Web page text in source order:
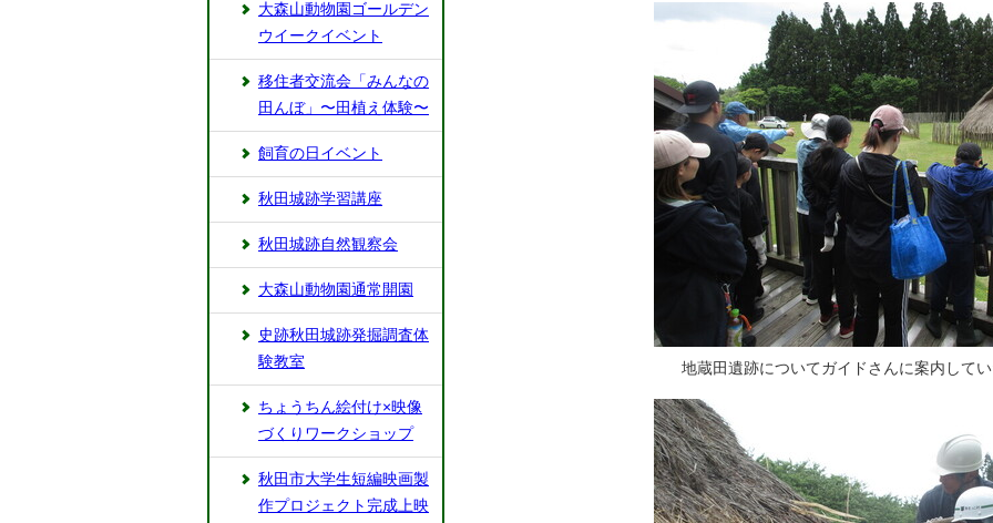
地蔵田遺跡についてガイドさんに案内して
大森山動物園ゴールデン
ウイークイベント
移住者交流会「みんなの
田んぼ」〜田植え体験〜
飼育の日イベント
秋田城跡学習講座
秋田城跡自然観察会
大森山動物園通常開園
史跡秋田城跡発掘調査体
験教室
ちょうちん絵付け×映像
づくりワークショップ
秋田市大学生短編映画製
作プロジェクト完成上映